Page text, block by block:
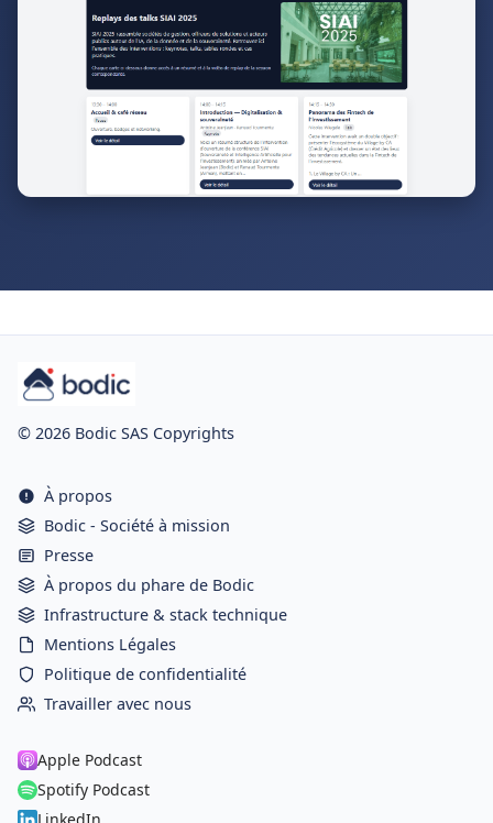
© 2026 Bodic SAS Copyrights
À propos
Bodic - Société à mission
Presse
À propos du phare de Bodic
Infrastructure & stack technique
Mentions Légales
Politique de confidentialité
Travailler avec nous
Apple Podcast
Spotify Podcast